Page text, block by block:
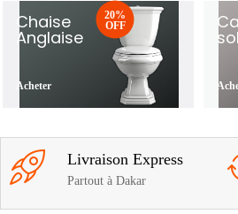
Chaise
Anglaise
Acheter
20%
OFF
Livraison Express
Partout à Dakar